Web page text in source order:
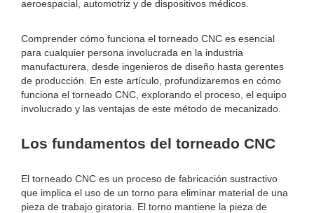
aeroespacial, automotriz y de dispositivos médicos.
Comprender cómo funciona el torneado CNC es esencial
para cualquier persona involucrada en la industria
manufacturera, desde ingenieros de diseño hasta gerentes
de producción. En este artículo, profundizaremos en cómo
funciona el torneado CNC, explorando el proceso, el equipo
involucrado y las ventajas de este método de mecanizado.
Los fundamentos del torneado CNC
El torneado CNC es un proceso de fabricación sustractivo
que implica el uso de un torno para eliminar material de una
pieza de trabajo giratoria. El torno mantiene la pieza de